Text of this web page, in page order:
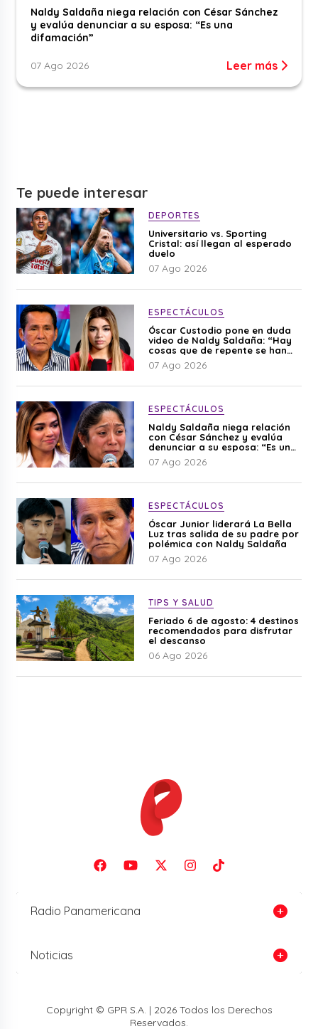
Naldy Saldaña niega relación con César Sánchez
y evalúa denunciar a su esposa: “Es una
difamación”
07 Ago 2026 Leer más
Te puede interesar
DEPORTES
Universitario vs. Sporting
Cristal: así llegan al esperado
duelo
07 Ago 2026
ESPECTÁCULOS
Óscar Custodio pone en duda
video de Naldy Saldaña: “Hay
cosas que de repente se han
editado”
07 Ago 2026
ESPECTÁCULOS
Naldy Saldaña niega relación
con César Sánchez y evalúa
denunciar a su esposa: “Es una
difamación”
07 Ago 2026
ESPECTÁCULOS
Óscar Junior liderará La Bella
Luz tras salida de su padre por
polémica con Naldy Saldaña
07 Ago 2026
TIPS Y SALUD
Feriado 6 de agosto: 4 destinos
recomendados para disfrutar
el descanso
06 Ago 2026
Radio Panamericana
Noticias
Copyright © GPR S.A. | 2026 Todos los Derechos
Reservados.